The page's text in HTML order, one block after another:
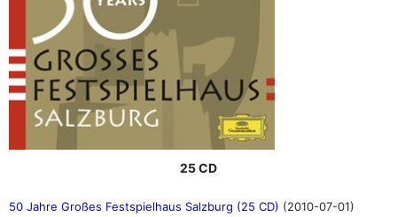
25 CD
50 Jahre Großes Festspielhaus Salzburg (25 CD) (2010-07-01)